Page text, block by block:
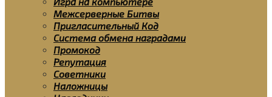
Межсерверные Битвы
Пригласительный Код
Система обмена наградами
Промокод
Репутация
Советники
Наложницы